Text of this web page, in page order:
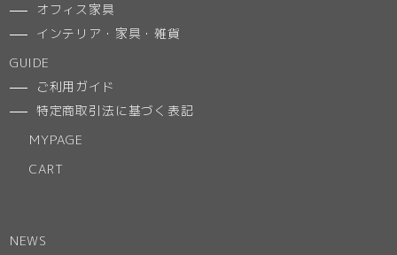
オフィス家具
インテリア・家具・雑貨
GUIDE
ご利用ガイド
特定商取引法に基づく表記
MYPAGE
CART
NEWS